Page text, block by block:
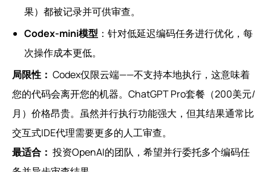
果）都被记录并可供审查。
Codex-mini模型 ：针对低延迟编码任务进行优化，每
次操作成本更低。
局限性： Codex仅限云端——不支持本地执行，这意味着
您的代码会离开您的机器。ChatGPT Pro套餐（200美元/
月）价格昂贵。虽然并行执行功能强大，但其结果通常比
交互式IDE代理需要更多的人工审查。
最适合： 投资OpenAI的团队，希望并行委托多个编码任